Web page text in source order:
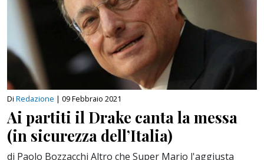
Di Redazione | 09 Febbraio 2021
Ai partiti il Drake canta la messa
(in sicurezza dell’Italia)
di Paolo Bozzacchi Altro che Super Mario l'aggiusta